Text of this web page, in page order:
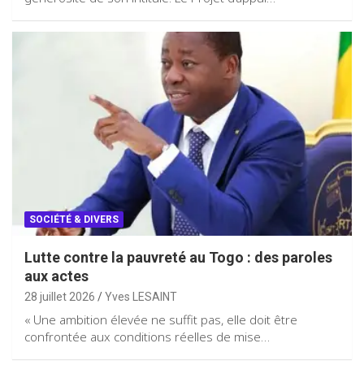
SOCIÉTÉ & DIVERS
Lutte contre la pauvreté au Togo : des paroles
aux actes
28 juillet 2026 Yves LESAINT
« Une ambition élevée ne suffit pas, elle doit être
confrontée aux conditions réelles de mise…